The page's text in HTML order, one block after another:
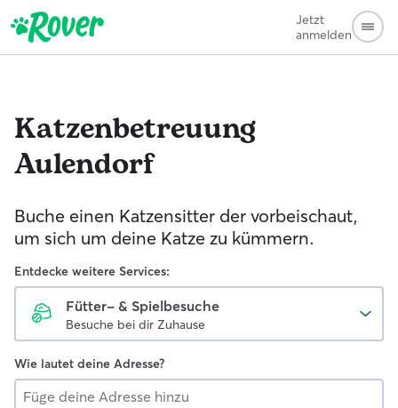
Jetzt
anmelden
Katzenbetreuung
Aulendorf
Buche einen Katzensitter der vorbeischaut,
um sich um deine Katze zu kümmern.
Entdecke weitere Services:
Fütter- & Spielbesuche
Besuche bei dir Zuhause
Wie lautet deine Adresse?